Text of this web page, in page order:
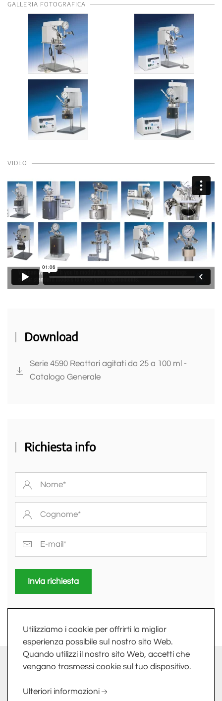
Utilizziamo i cookie per offrirti la miglior
esperienza possibile sul nostro sito Web.
Quando utilizzi il nostro sito Web, accetti che
vengano trasmessi cookie sul tuo dispositivo.
Ulteriori informazioni
GALLERIA FOTOGRAFICA
VIDEO
Download
Serie 4590 Reattori agitati da 25 a 100 ml -
Catalogo Generale
Richiesta info
Invia richiesta
info@fkv.it - Extranet
BOLDONE (BG) - PI/CF 01758800161